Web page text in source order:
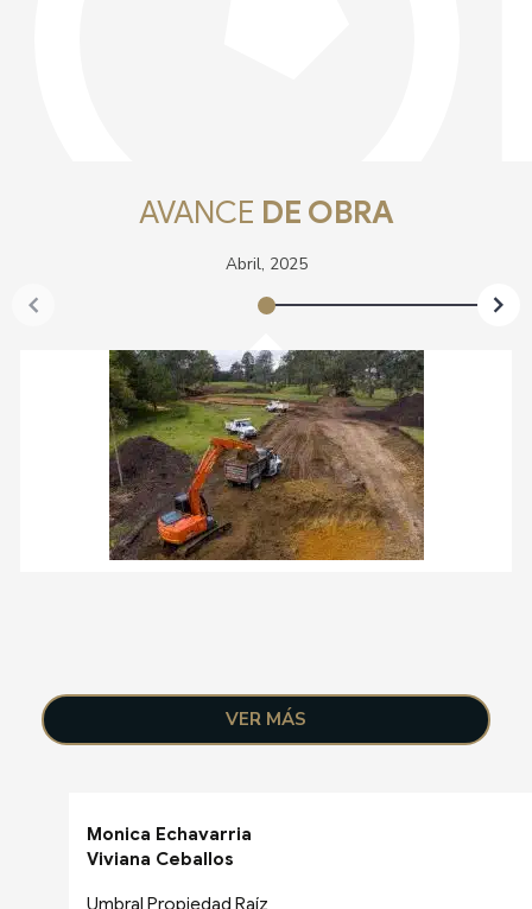
AVANCE DE OBRA
Abril, 2025
VER MÁS
Monica Echavarria
Viviana Ceballos
Umbral Propiedad Raíz